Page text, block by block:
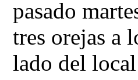
pasado
tres orejas a
lado del